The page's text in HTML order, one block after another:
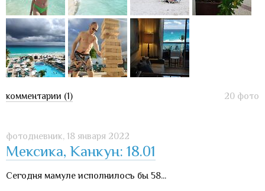
комментарии (1) 20 фото
фотодневник, 18 января 2022
Мексика, Канкун: 18.01
Сегодня мамуле исполнилось бы 58...